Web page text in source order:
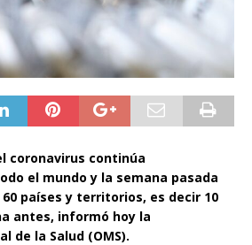
coronavirus continúa
el mundo y la semana pasada
países y territorios, es decir 10
antes, informó hoy la
de la Salud (OMS).